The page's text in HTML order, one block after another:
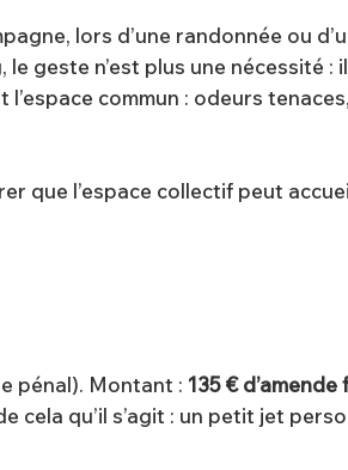
lors d’une randonnée ou
geste n’est plus une nécessité :
commun : odeurs
que l’espace collectif peut
pénal). Montant : 135 €
cela qu’il s’agit : un petit jet